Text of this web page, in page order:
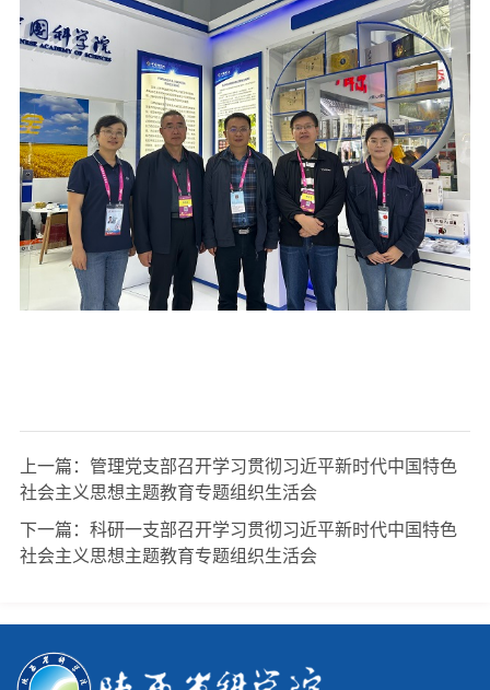
上一篇： 管理党支部召开学习贯彻习近平新时代中国特色
社会主义思想主题教育专题组织生活会
下一篇： 科研一支部召开学习贯彻习近平新时代中国特色
社会主义思想主题教育专题组织生活会